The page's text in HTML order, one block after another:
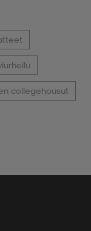
collegehousut